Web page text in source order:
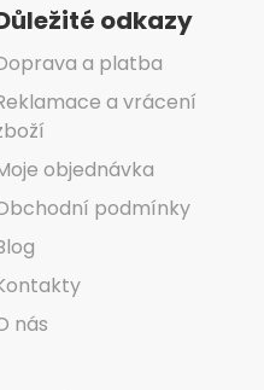
odkazy
a platba
a vrácení
objednávka
podmínky
nás